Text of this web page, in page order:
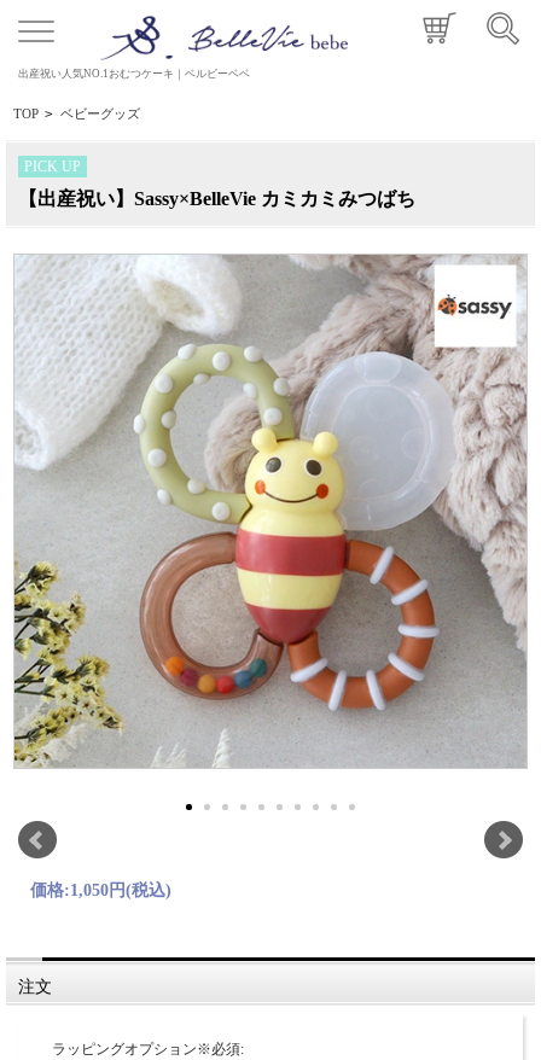
出産祝い人気NO.1おむつケーキ｜ベルビーベベ
TOP > ベビーグッズ
PICK UP
【出産祝い】Sassy×BelleVie カミカミみつばち
価格:1,050円(税込)
注文
ラッピングオプション※必須: